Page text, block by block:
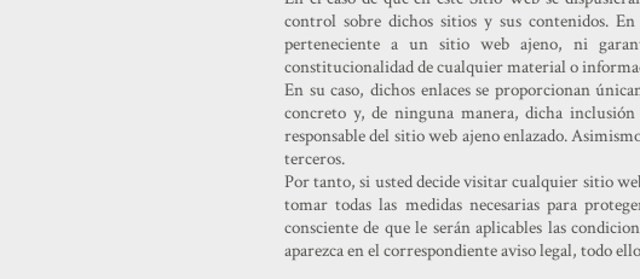
control sobre dichos sitios y sus contenidos.
perteneciente a un sitio web ajeno, ni
constitucionalidad de cualquier material o
En su caso, dichos enlaces se proporcionan
concreto y, de ninguna manera, dicha
responsable del sitio web ajeno enlazado.
terceros.
Por tanto, si usted decide visitar cualquier sitio
tomar todas las medidas necesarias para
consciente de que le serán aplicables las
aparezca en el correspondiente aviso legal, todo